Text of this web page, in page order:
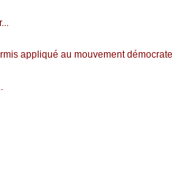
appliqué au mouvement démocrate